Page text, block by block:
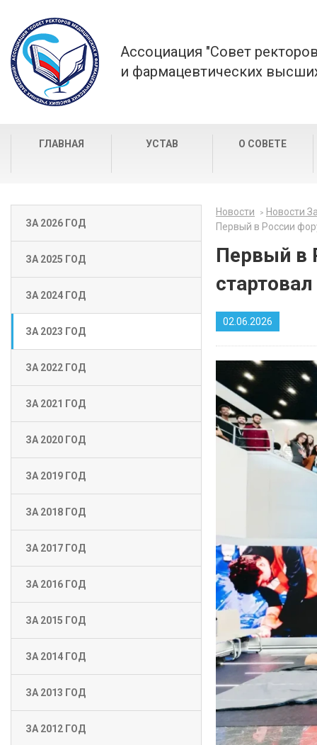
Ассоциация "Совет
и фармацевтических
ГЛАВНАЯ УСТАВ О СОВЕТЕ
ЗА 2026 ГОД
ЗА 2025 ГОД
ЗА 2024 ГОД
ЗА 2023 ГОД
ЗА 2022 ГОД
ЗА 2021 ГОД
ЗА 2020 ГОД
ЗА 2019 ГОД
ЗА 2018 ГОД
ЗА 2017 ГОД
ЗА 2016 ГОД
ЗА 2015 ГОД
ЗА 2014 ГОД
ЗА 2013 ГОД
ЗА 2012 ГОД
Новости
Новости
Первый в России
Первый в
02.06.2026